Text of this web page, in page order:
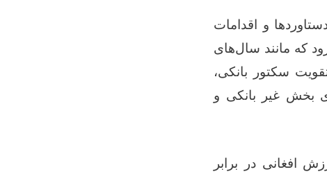
و اقدامات
که مانند سال‌های
سکتور بانکی،
بخش غیر بانکی و
افغانی در برابر